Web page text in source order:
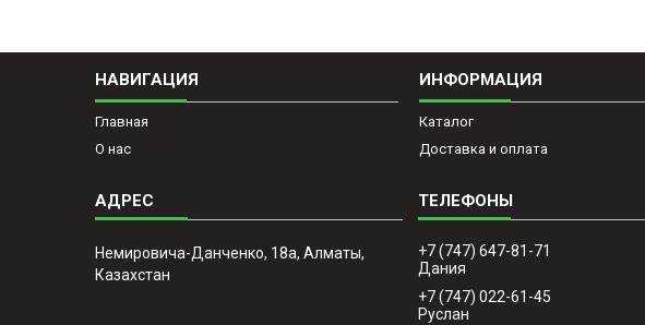
НАВИГАЦИЯ
Главная
О нас
ИНФОРМАЦИЯ
Каталог
Доставка и оплата
Немировича-Данченко, 18а, Алматы,
Казахстан
+7 (747) 647-81-71
Дания
+7 (747) 022-61-45
Руслан